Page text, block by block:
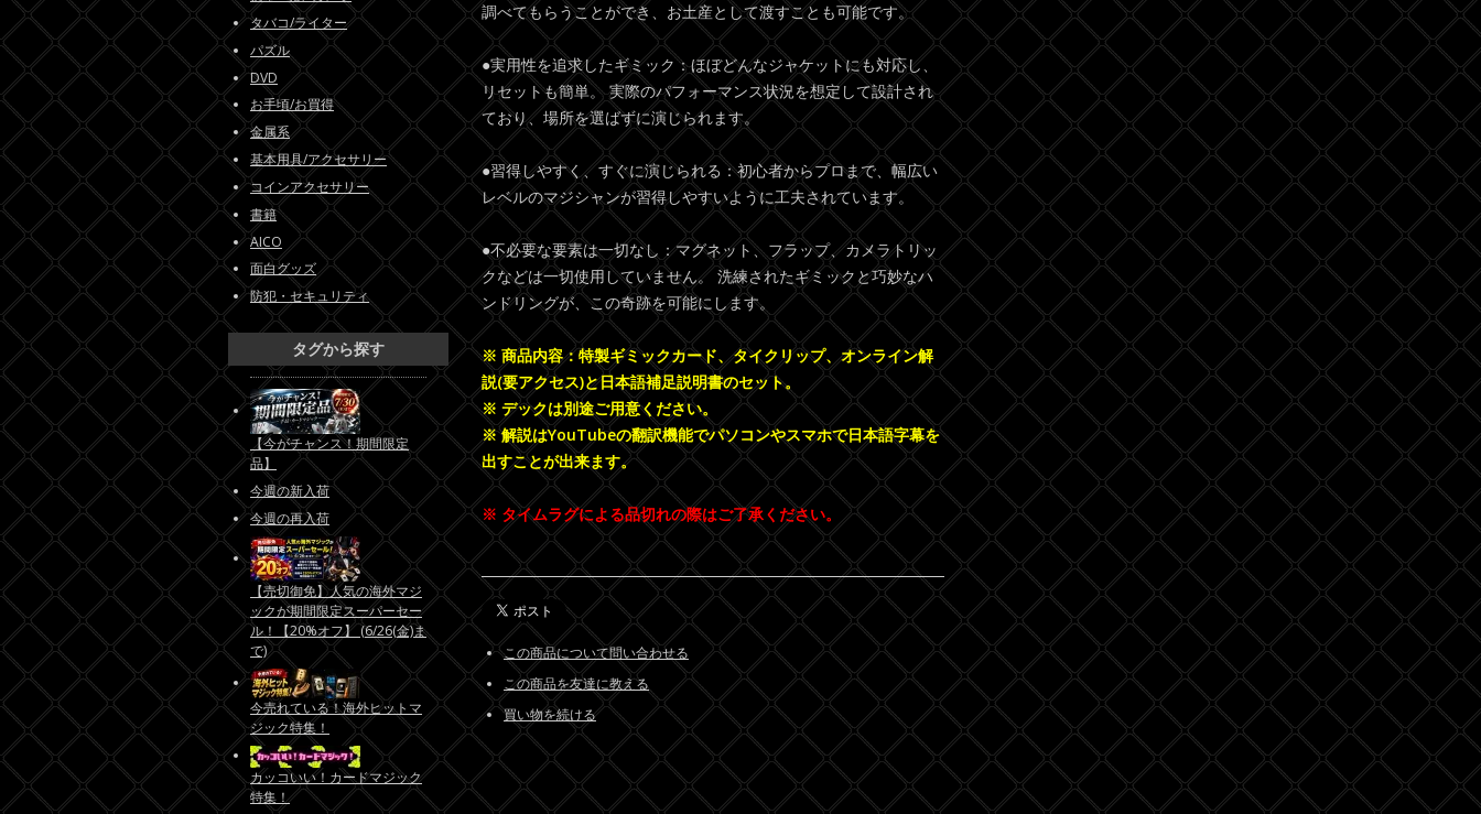
調べてもらうことができ、お土産として渡すことも可能です。
●実用性を追求したギミック：ほぼどんなジャケットにも対応し、
リセットも簡単。 実際のパフォーマンス状況を想定して設計され
ており、場所を選ばずに演じられます。
●習得しやすく、すぐに演じられる：初心者からプロまで、幅広い
レベルのマジシャンが習得しやすいように工夫されています。
●不必要な要素は一切なし：マグネット、フラップ、カメラトリッ
クなどは一切使用していません。 洗練されたギミックと巧妙なハ
ンドリングが、この奇跡を可能にします。
※ 商品内容：特製ギミックカード、タイクリップ、オンライン解
説(要アクセス)と日本語補足説明書のセット。
※ デックは別途ご用意ください。
※ 解説はYouTubeの翻訳機能でパソコンやスマホで日本語字幕を
出すことが出来ます。
※ タイムラグによる品切れの際はご了承ください。
この商品について問い合わせる
この商品を友達に教える
買い物を続ける
タバコ/ライター
パズル
DVD
お手頃/お買得
金属系
基本用具/アクセサリー
コインアクセサリー
書籍
AICO
面白グッズ
防犯・セキュリティ
タグから探す
【今がチャンス！期間限定
品】
今週の新入荷
今週の再入荷
【売切御免】人気の海外マジ
ックが期間限定スーパーセー
ル！【20%オフ】 (6/26(金)ま
で)
今売れている！海外ヒットマ
ジック特集！
カッコいい！カードマジック
特集！